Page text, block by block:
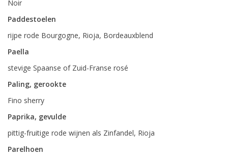
Noir
Paddestoelen
rijpe rode Bourgogne, Rioja, Bordeauxblend
Paella
stevige Spaanse of Zuid-Franse rosé
Paling, gerookte
Fino sherry
Paprika, gevulde
pittig-fruitige rode wijnen als Zinfandel, Rioja
Parelhoen